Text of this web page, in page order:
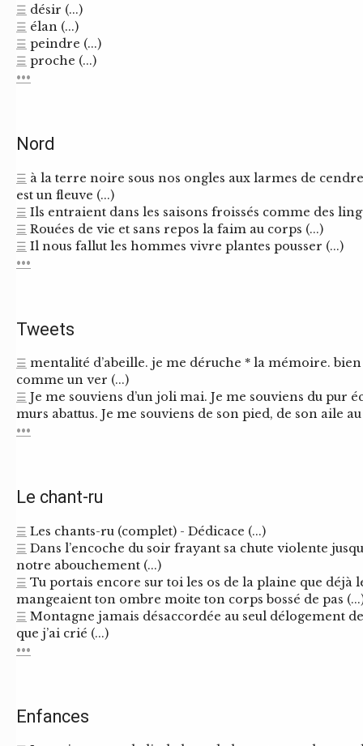
☰ désir (...)
☰ élan (...)
☰ peindre (...)
☰ proche (...)
•••
Nord
☰ à la terre noire sous nos ongles aux larmes de
est un fleuve (...)
☰ Ils entraient dans les saisons froissés comme des
☰ Rouées de vie et sans repos la faim au corps (...)
☰ Il nous fallut les hommes vivre plantes pousser (...)
•••
Tweets
☰ mentalité d’abeille. je me déruche * la mémoire.
comme un ver (...)
☰ Je me souviens d’un joli mai. Je me souviens du pur
murs abattus. Je me souviens de son pied, de son aile au
•••
Le chant-ru
☰ Les chants-ru (complet) - Dédicace (...)
☰ Dans l’encoche du soir frayant sa chute violente
notre abouchement (...)
☰ Tu portais encore sur toi les os de la plaine que déjà
mangeaient ton ombre moite ton corps bossé de pas
☰ Montagne jamais désaccordée au seul délogement
que j’ai crié (...)
•••
Enfances